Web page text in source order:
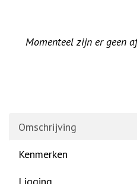
Momenteel zijn er geen
Omschrijving
Kenmerken